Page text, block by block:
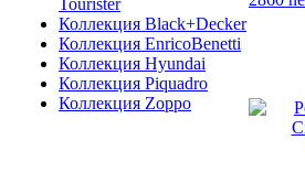
Tourister
Коллекция Black+Decker
Коллекция EnricoBenetti
Коллекция Hyundai
Коллекция Piquadro
Коллекция Zoppo